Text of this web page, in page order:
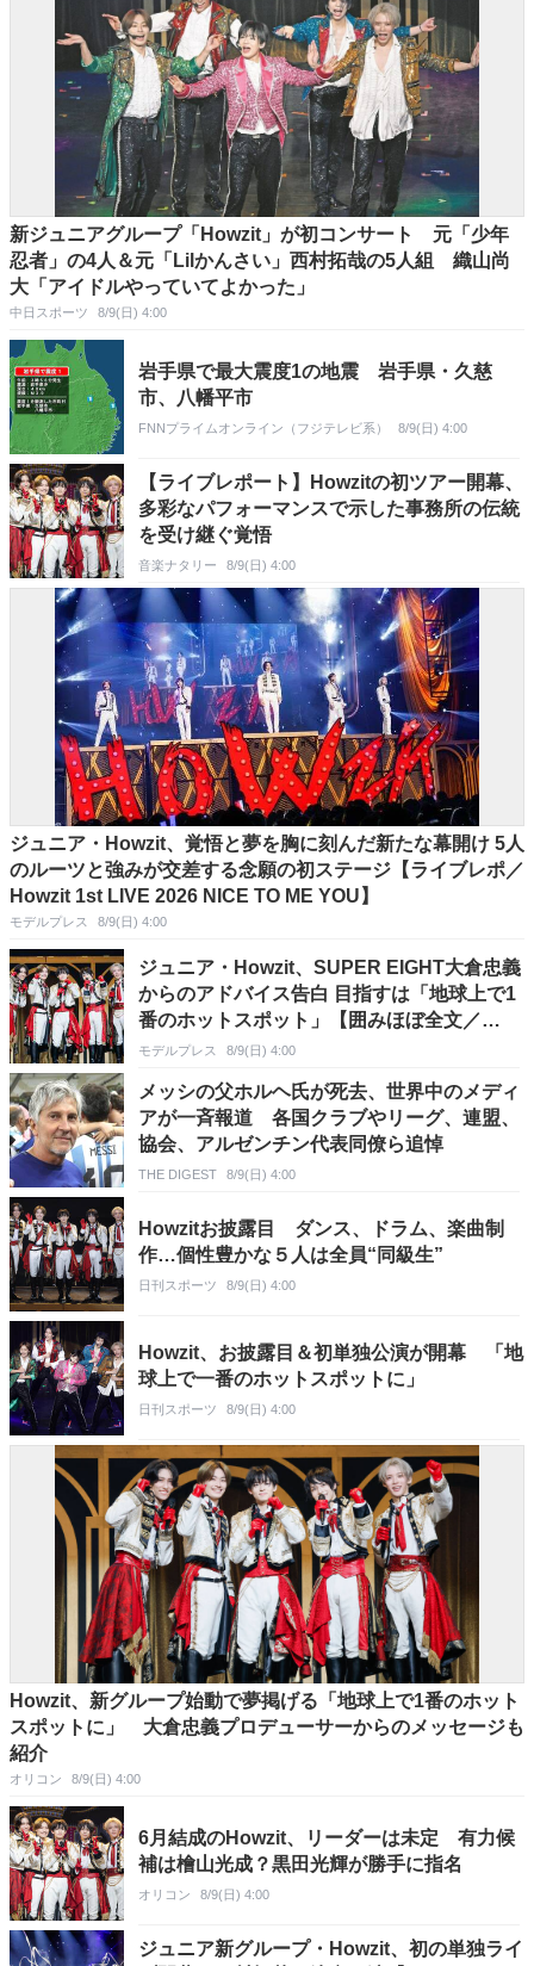
新ジュニアグループ「Howzit」が初コンサート 元「少年
忍者」の4人＆元「Lilかんさい」西村拓哉の5人組 織山尚
大「アイドルやっていてよかった」
中日スポーツ 8/9(日) 4:00
岩手県で最大震度1の地震 岩手県・久慈
市、八幡平市
FNNプライムオンライン（フジテレビ系） 8/9(日) 4:00
【ライブレポート】Howzitの初ツアー開幕、
多彩なパフォーマンスで示した事務所の伝統
を受け継ぐ覚悟
音楽ナタリー 8/9(日) 4:00
ジュニア・Howzit、覚悟と夢を胸に刻んだ新たな幕開け 5人
のルーツと強みが交差する念願の初ステージ【ライブレポ／
Howzit 1st LIVE 2026 NICE TO ME YOU】
モデルプレス 8/9(日) 4:00
ジュニア・Howzit、SUPER EIGHT大倉忠義
からのアドバイス告白 目指すは「地球上で1
番のホットスポット」【囲みほぼ全文／
Howzit 1st LIVE 2026 NICE TO ME YOU】
モデルプレス 8/9(日) 4:00
メッシの父ホルヘ氏が死去、世界中のメディ
アが一斉報道 各国クラブやリーグ、連盟、
協会、アルゼンチン代表同僚ら追悼
THE DIGEST 8/9(日) 4:00
Howzitお披露目 ダンス、ドラム、楽曲制
作…個性豊かな５人は全員“同級生”
日刊スポーツ 8/9(日) 4:00
Howzit、お披露目＆初単独公演が開幕 「地
球上で一番のホットスポットに」
日刊スポーツ 8/9(日) 4:00
Howzit、新グループ始動で夢掲げる「地球上で1番のホット
スポットに」 大倉忠義プロデューサーからのメッセージも
紹介
オリコン 8/9(日) 4:00
6月結成のHowzit、リーダーは未定 有力候
補は檜山光成？黒田光輝が勝手に指名
オリコン 8/9(日) 4:00
ジュニア新グループ・Howzit、初の単独ライ